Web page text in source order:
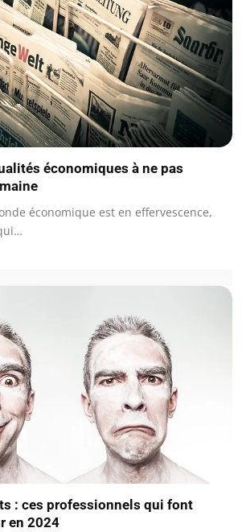
économiques à ne pas
économique est en effervescence,
: ces professionnels qui font
en 2024